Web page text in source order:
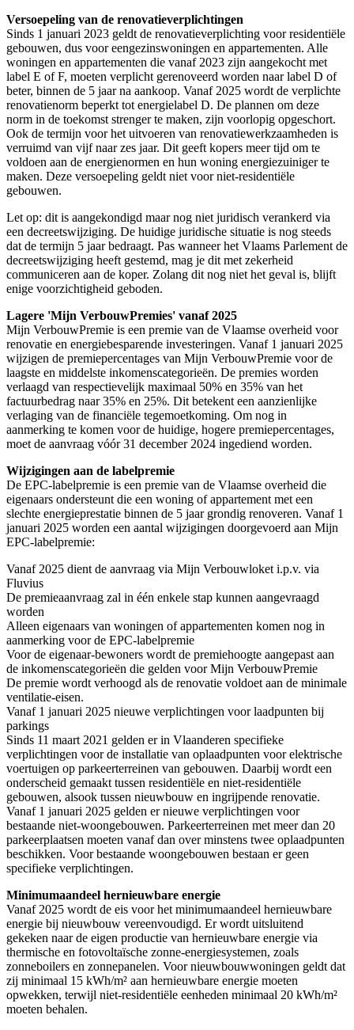
Versoepeling van de renovatieverplichtingen
Sinds 1 januari 2023 geldt de renovatieverplichting voor residentiële
gebouwen, dus voor eengezinswoningen en appartementen. Alle
woningen en appartementen die vanaf 2023 zijn aangekocht met
label E of F, moeten verplicht gerenoveerd worden naar label D of
beter, binnen de 5 jaar na aankoop. Vanaf 2025 wordt de verplichte
renovatienorm beperkt tot energielabel D. De plannen om deze
norm in de toekomst strenger te maken, zijn voorlopig opgeschort.
Ook de termijn voor het uitvoeren van renovatiewerkzaamheden is
verruimd van vijf naar zes jaar. Dit geeft kopers meer tijd om te
voldoen aan de energienormen en hun woning energiezuiniger te
maken. Deze versoepeling geldt niet voor niet-residentiële
gebouwen.
Let op: dit is aangekondigd maar nog niet juridisch verankerd via
een decreetswijziging. De huidige juridische situatie is nog steeds
dat de termijn 5 jaar bedraagt. Pas wanneer het Vlaams Parlement de
decreetswijziging heeft gestemd, mag je dit met zekerheid
communiceren aan de koper. Zolang dit nog niet het geval is, blijft
enige voorzichtigheid geboden.
Lagere 'Mijn VerbouwPremies' vanaf 2025
Mijn VerbouwPremie is een premie van de Vlaamse overheid voor
renovatie en energiebesparende investeringen. Vanaf 1 januari 2025
wijzigen de premiepercentages van Mijn VerbouwPremie voor de
laagste en middelste inkomenscategorieën. De premies worden
verlaagd van respectievelijk maximaal 50% en 35% van het
factuurbedrag naar 35% en 25%. Dit betekent een aanzienlijke
verlaging van de financiële tegemoetkoming. Om nog in
aanmerking te komen voor de huidige, hogere premiepercentages,
moet de aanvraag vóór 31 december 2024 ingediend worden.
Wijzigingen aan de labelpremie
De EPC-labelpremie is een premie van de Vlaamse overheid die
eigenaars ondersteunt die een woning of appartement met een
slechte energieprestatie binnen de 5 jaar grondig renoveren. Vanaf 1
januari 2025 worden een aantal wijzigingen doorgevoerd aan Mijn
EPC-labelpremie:
Vanaf 2025 dient de aanvraag via Mijn Verbouwloket i.p.v. via
Fluvius
De premieaanvraag zal in één enkele stap kunnen aangevraagd
worden
Alleen eigenaars van woningen of appartementen komen nog in
aanmerking voor de EPC-labelpremie
Voor de eigenaar-bewoners wordt de premiehoogte aangepast aan
de inkomenscategorieën die gelden voor Mijn VerbouwPremie
De premie wordt verhoogd als de renovatie voldoet aan de minimale
ventilatie-eisen.
Vanaf 1 januari 2025 nieuwe verplichtingen voor laadpunten bij
parkings
Sinds 11 maart 2021 gelden er in Vlaanderen specifieke
verplichtingen voor de installatie van oplaadpunten voor elektrische
voertuigen op parkeerterreinen van gebouwen. Daarbij wordt een
onderscheid gemaakt tussen residentiële en niet-residentiële
gebouwen, alsook tussen nieuwbouw en ingrijpende renovatie.
Vanaf 1 januari 2025 gelden er nieuwe verplichtingen voor
bestaande niet-woongebouwen. Parkeerterreinen met meer dan 20
parkeerplaatsen moeten vanaf dan over minstens twee oplaadpunten
beschikken. Voor bestaande woongebouwen bestaan er geen
specifieke verplichtingen.
Minimumaandeel hernieuwbare energie
Vanaf 2025 wordt de eis voor het minimumaandeel hernieuwbare
energie bij nieuwbouw vereenvoudigd. Er wordt uitsluitend
gekeken naar de eigen productie van hernieuwbare energie via
thermische en fotovoltaïsche zonne-energiesystemen, zoals
zonneboilers en zonnepanelen. Voor nieuwbouwwoningen geldt dat
zij minimaal 15 kWh/m² aan hernieuwbare energie moeten
opwekken, terwijl niet-residentiële eenheden minimaal 20 kWh/m²
moeten behalen.